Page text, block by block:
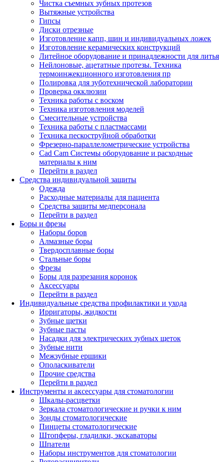
Чистка съемных зубных протезов
Вытяжные устройства
Гипсы
Диски отрезные
Изготовление капп, шин и индивидуальных ложек
Изготовление керамических конструкций
Литейное оборудование и принадлежности для литья
Нейлоновые, ацетатные протезы. Техника
термоинжекционного изготовления пр
Полировка для зуботехнической лаборатории
Проверка окклюзии
Техника работы с воском
Техника изготовления моделей
Смесительные устройства
Техника работы с пластмассами
Техника пескоструйной обработки
Фрезерно-параллелометрические устройства
Cad Cam Системы оборудование и расходные
материалы к ним
Перейти в раздел
Средства индивидуальной защиты
Одежда
Расходные материалы для пациента
Средства защиты медперсонала
Перейти в раздел
Боры и фрезы
Наборы боров
Алмазные боры
Твердосплавные боры
Стальные боры
Фрезы
Боры для разрезания коронок
Аксессуары
Перейти в раздел
Индивидуальные средства профилактики и ухода
Ирригаторы, жидкости
Зубные щетки
Зубные пасты
Насадки для электрических зубных щеток
Зубные нити
Межзубные ершики
Ополаскиватели
Прочие средства
Перейти в раздел
Инструменты и аксессуары для стоматологии
Шкалы-расцветки
Зеркала стоматологические и ручки к ним
Зонды стоматологические
Пинцеты стоматологические
Штопферы, гладилки, экскаваторы
Шпатели
Наборы инструментов для стоматологии